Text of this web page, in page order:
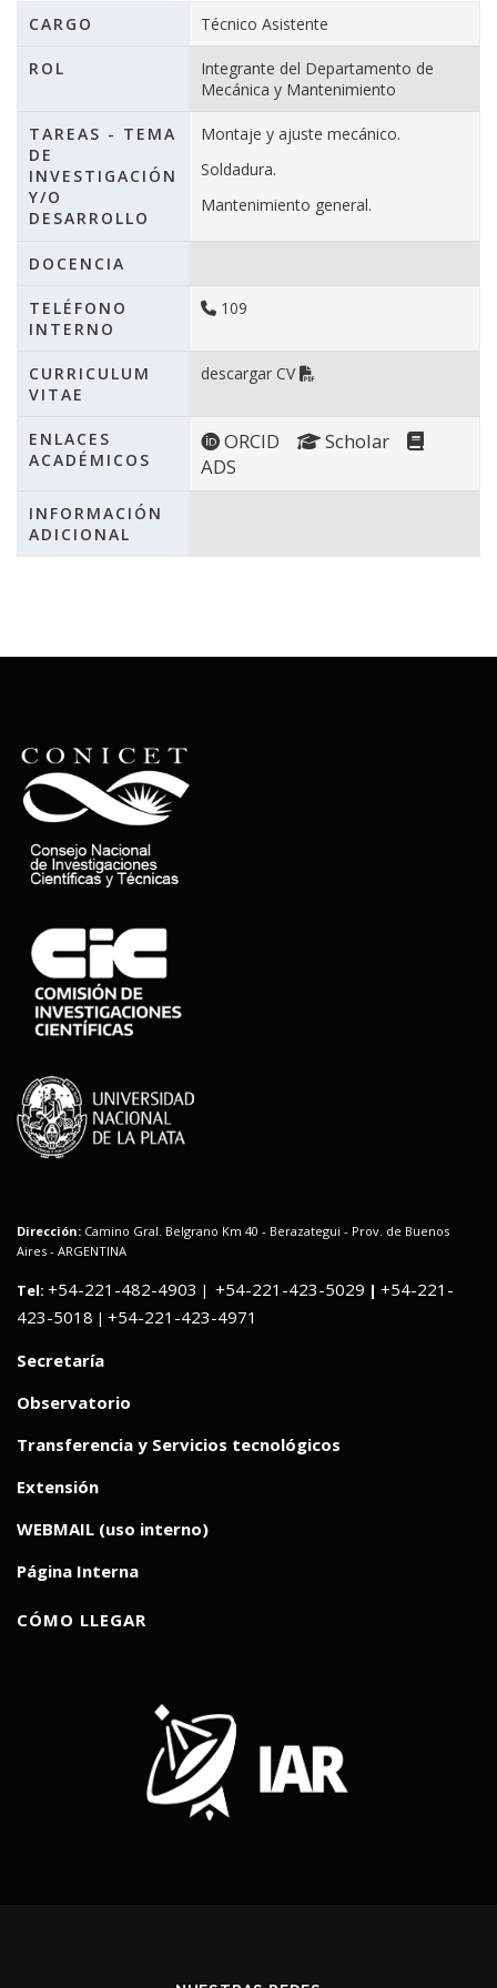
CARGO Técnico Asistente
ROL
Integrante del Departamento de
Mecánica y Mantenimiento
TAREAS - TEMA
DE
INVESTIGACIÓN
Y/O
DESARROLLO
Montaje y ajuste mecánico.
Soldadura.
Mantenimiento general.
DOCENCIA
TELÉFONO
INTERNO
109
CURRICULUM
VITAE
descargar CV
ENLACES
ACADÉMICOS
ORCID
Scholar
ADS
INFORMACIÓN
ADICIONAL
Dirección: Camino Gral. Belgrano Km 40 - Berazategui - Prov. de Buenos
Aires - ARGENTINA
Tel: +54-221-482-4903 | +54-221-423-5029 | +54-221-
423-5018 | +54-221-423-4971
Secretaría
Observatorio
Transferencia y Servicios tecnológicos
Extensión
WEBMAIL (uso interno)
Página Interna
CÓMO LLEGAR